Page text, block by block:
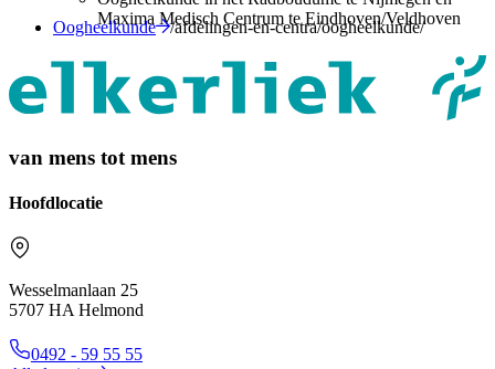
Maxima Medisch Centrum te Eindhoven/Veldhoven
Oogheelkunde /afdelingen-en-centra/oogheelkunde/
van mens tot mens
Hoofdlocatie
Wesselmanlaan 25
5707 HA Helmond
0492 - 59 55 55